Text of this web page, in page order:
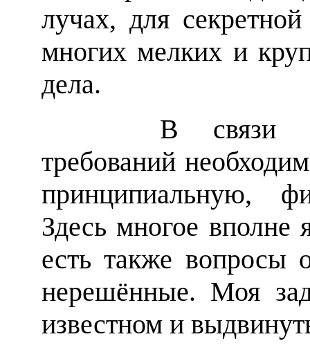
лучах, для
многих мелких и
дела.
В связи с
требований
принципиальную,
Здесь многое вполне
есть также вопросы
нерешённые. Моя
известном и